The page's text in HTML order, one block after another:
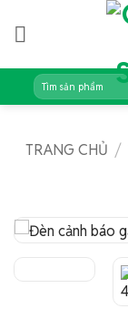
qua
Tìm
kiếm:
TRANG CHỦ /